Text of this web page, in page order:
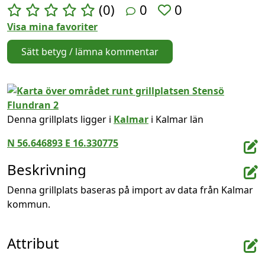
(0) 0 0
Visa mina favoriter
Sätt betyg / lämna kommentar
Denna grillplats ligger i Kalmar i Kalmar län
N 56.646893 E 16.330775
Beskrivning
Denna grillplats baseras på import av data från Kalmar
kommun.
Attribut